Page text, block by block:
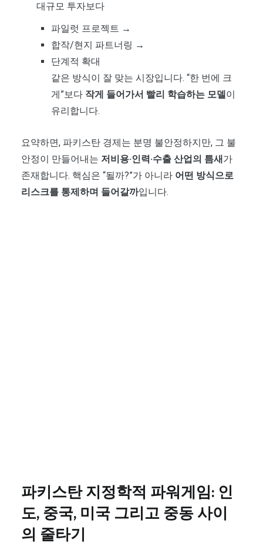
대규모 투자보다
파일럿 프로젝트 →
합작/현지 파트너링 →
단계적 확대
같은 방식이 잘 맞는 시장입니다. “한 번에 크
게”보다 작게 들어가서 빨리 학습하는 모델이
유리합니다.
요약하면, 파키스탄 경제는 분명 불안정하지만, 그 불
안정이 만들어내는 저비용·인력·수출 산업의 틈새가
존재합니다. 핵심은 “될까?”가 아니라 어떤 방식으로
리스크를 통제하며 들어갈까입니다.
파키스탄 지정학적 파워게임: 인
도, 중국, 미국 그리고 중동 사이
의 줄타기